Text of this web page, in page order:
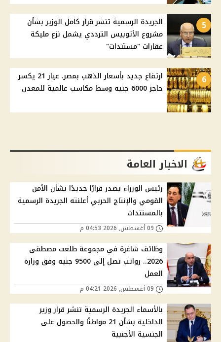
5
الجريدة الرسمية تنشر قرار كامل الوزير بشأن
مشروع الأتوبيس الترددي يشمل نزع مليكة
عقارات "مستندات"
6
ارتفاع جديد بأسعار الذهب بمصر. عيار 21 يكسر
حاجز 6000 جنيه وسط مكاسب عالمية للمعدن
الاخبار العامة
رئيس الوزراء يصدر قرارًا جديدًا بشأن الأمن
القومي والإنتاج الحربي أعلنته الجريدة الرسمية
بالمستندات
وظائف شاغرة في مجموعة طلعت مصطفى
2026.. رواتب تصل إلى 9500 جنيه وفق وزارة
العمل
بالأسماء الجريدة الرسمية تنشر قرار وزير
الداخلية بشأن 21 مواطنًا والحصول على
الجنسية الأجنبية